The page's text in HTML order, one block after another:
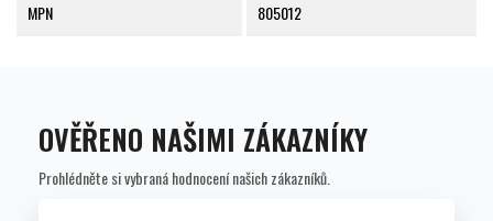
MPN 805012
OVĚŘENO NAŠIMI ZÁKAZNÍKY
Prohlédněte si vybraná hodnocení našich zákazníků.